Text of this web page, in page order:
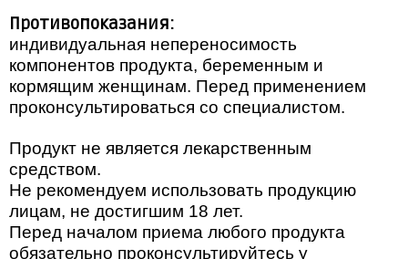
Противопоказания:
индивидуальная непереносимость
компонентов продукта, беременным и
кормящим женщинам. Перед применением
проконсультироваться со специалистом.
Продукт не является лекарственным
средством.
Не рекомендуем использовать продукцию
лицам, не достигшим 18 лет.
Перед началом приема любого продукта
обязательно проконсультируйтесь у